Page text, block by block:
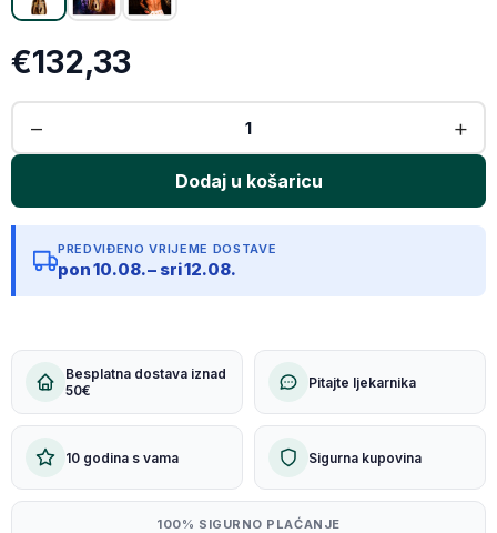
€132,33
PREDVIĐENO VRIJEME DOSTAVE
pon 10.08. – sri 12.08.
Besplatna dostava iznad
50€
Pitajte ljekarnika
10 godina s vama Sigurna kupovina
100% SIGURNO PLAĆANJE